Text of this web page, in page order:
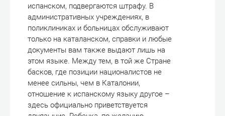
испанском, подвергаются штрафу. В
административных учреждениях, в
поликлиниках и больницах обслуживают
только на каталанском, справки и любые
документы вам также выдают лишь на
этом языке. Между тем, в той же Стране
басков, где позиции националистов не
менее сильны, чем в Каталонии,
отношение к испанскому языку другое –
здесь официально приветствуется